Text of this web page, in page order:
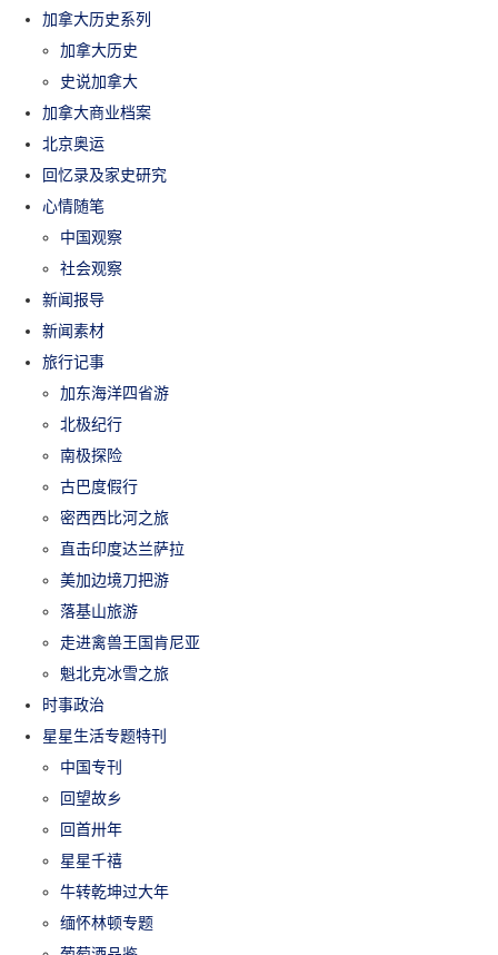
加拿大历史系列
加拿大历史
史说加拿大
加拿大商业档案
北京奥运
回忆录及家史研究
心情随笔
中国观察
社会观察
新闻报导
新闻素材
旅行记事
加东海洋四省游
北极纪行
南极探险
古巴度假行
密西西比河之旅
直击印度达兰萨拉
美加边境刀把游
落基山旅游
走进禽兽王国肯尼亚
魁北克冰雪之旅
时事政治
星星生活专题特刊
中国专刊
回望故乡
回首卅年
星星千禧
牛转乾坤过大年
缅怀林顿专题